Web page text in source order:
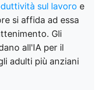
sul lavoro e
si affida ad essa
Gli
all'IA per il
adulti più anziani